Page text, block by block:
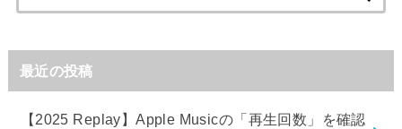
索:
最近の投稿
【2025 Replay】Apple Musicの「再生回数」を確認